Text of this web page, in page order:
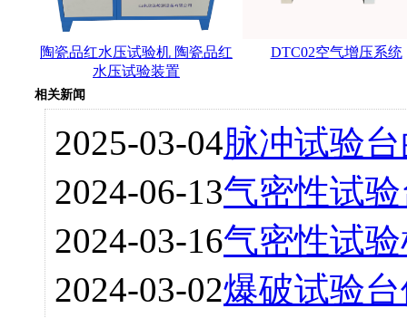
陶瓷品红水压试验机 陶瓷品红
水压试验装置
DTC02空气增压系统
相关新闻
2025-03-04脉冲试验
2024-06-13气密性试
2024-03-16气密性试
2024-03-02爆破试验